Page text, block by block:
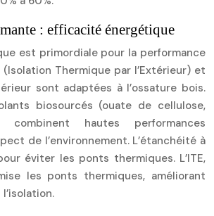
: efficacité énergétique
est primordiale pour la performance
(Isolation Thermique par l’Extérieur) et
sont adaptées à l’ossature bois.
biosourcés (ouate de cellulose,
hautes performances
de l’environnement. L’étanchéité à
éviter les ponts thermiques. L’ITE,
les ponts thermiques, améliorant